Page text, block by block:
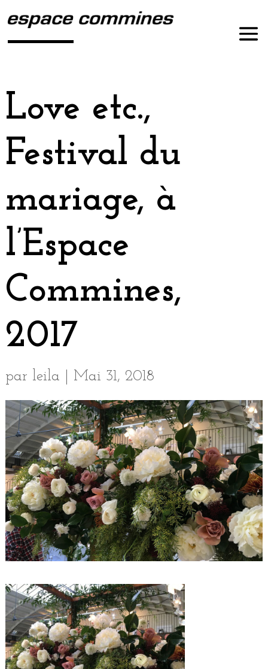
Love etc.,
Festival du
mariage, à
l’Espace
Commines,
2017
par leila Mai 31, 2018